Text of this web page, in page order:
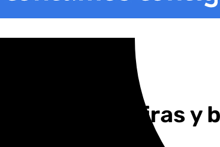
Nerja-Algeciras y